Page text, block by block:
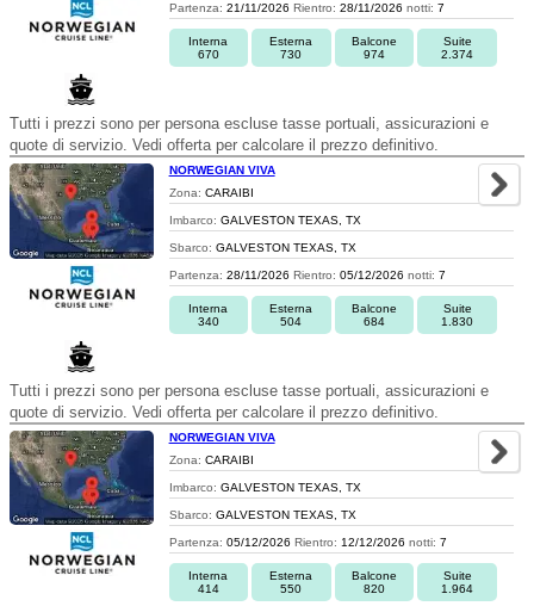
Partenza: 21/11/2026 Rientro: 28/11/2026 notti: 7
Interna
670
Esterna
730
Balcone
974
Suite
2.374
Tutti i prezzi sono per persona escluse tasse portuali, assicurazioni e
quote di servizio. Vedi offerta per calcolare il prezzo definitivo.
NORWEGIAN VIVA
Zona: CARAIBI
Imbarco: GALVESTON TEXAS, TX
Sbarco: GALVESTON TEXAS, TX
Partenza: 28/11/2026 Rientro: 05/12/2026 notti: 7
Interna
340
Esterna
504
Balcone
684
Suite
1.830
Tutti i prezzi sono per persona escluse tasse portuali, assicurazioni e
quote di servizio. Vedi offerta per calcolare il prezzo definitivo.
NORWEGIAN VIVA
Zona: CARAIBI
Imbarco: GALVESTON TEXAS, TX
Sbarco: GALVESTON TEXAS, TX
Partenza: 05/12/2026 Rientro: 12/12/2026 notti: 7
Interna
414
Esterna
550
Balcone
820
Suite
1.964